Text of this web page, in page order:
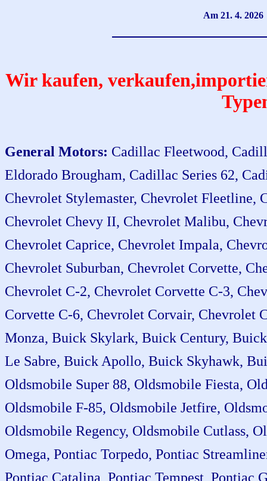
Am 21. 4.
Wir kaufen, verkaufen,
General Motors: Cadillac Fleetwood,
Eldorado Brougham, Cadillac Series 62,
Chevrolet Stylemaster, Chevrolet Fleetline,
Chevrolet Chevy II, Chevrolet Malibu,
Chevrolet Caprice, Chevrolet Impala,
Chevrolet Suburban, Chevrolet Corvette,
Chevrolet C-2, Chevrolet Corvette C-3,
Corvette C-6, Chevrolet Corvair, Chevrolet
Monza, Buick Skylark, Buick Century,
Le Sabre, Buick Apollo, Buick Skyhawk,
Oldsmobile Super 88, Oldsmobile Fiesta,
Oldsmobile F-85, Oldsmobile Jetfire,
Oldsmobile Regency, Oldsmobile Cutlass,
Omega, Pontiac Torpedo, Pontiac
Pontiac Catalina, Pontiac Tempest, Pontiac